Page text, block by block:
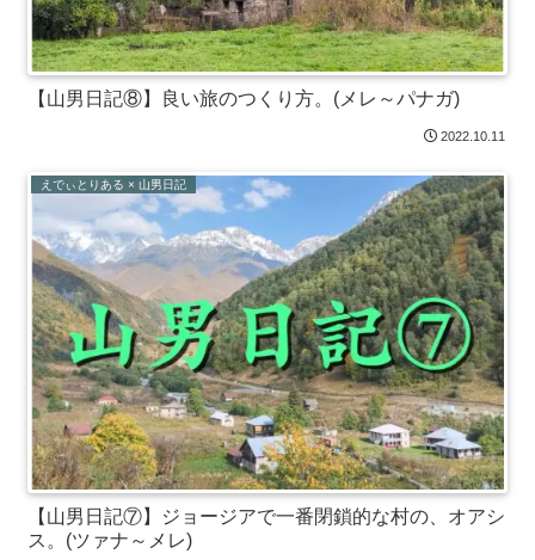
【山男日記⑧】良い旅のつくり方。(メレ～パナガ)
2022.10.11
えでぃとりある × 山男日記
【山男日記⑦】ジョージアで一番閉鎖的な村の、オアシ
ス。(ツァナ～メレ)